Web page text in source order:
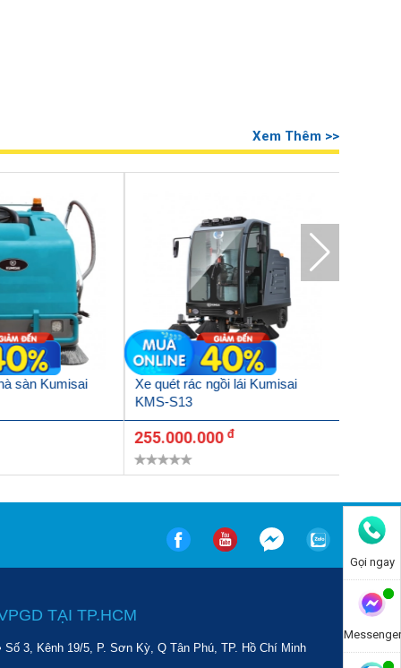
Xem Thêm >>
sàn Kumisai
Xe quét rác ngồi lái Kumisai
KMS-S13
255.000.000 đ
TẠI TP.HCM
Số 3, Kênh 19/5, P. Sơn Kỳ, Q Tân Phú, TP. Hồ Chí Minh
Gọi ngay
Messenger